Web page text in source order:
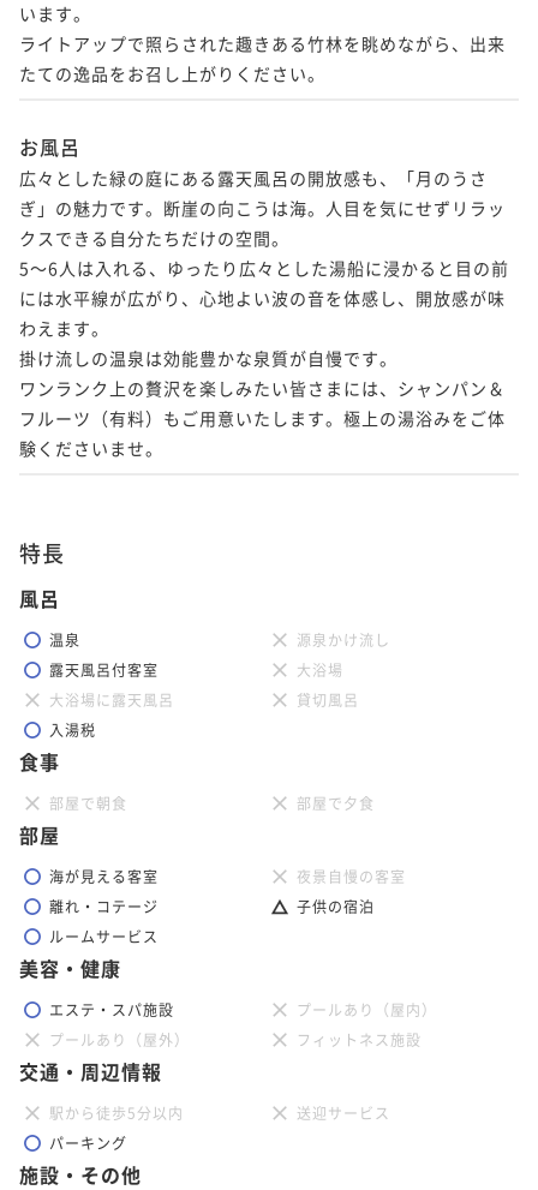
います。
ライトアップで照らされた趣きある竹林を眺めながら、出来
たての逸品をお召し上がりください。
お風呂
広々とした緑の庭にある露天風呂の開放感も、「月のうさ
ぎ」の魅力です。断崖の向こうは海。人目を気にせずリラッ
クスできる自分たちだけの空間。
5～6人は入れる、ゆったり広々とした湯船に浸かると目の前
には水平線が広がり、心地よい波の音を体感し、開放感が味
わえます。
掛け流しの温泉は効能豊かな泉質が自慢です。
ワンランク上の贅沢を楽しみたい皆さまには、シャンパン＆
フルーツ（有料）もご用意いたします。極上の湯浴みをご体
験くださいませ。
特長
風呂
温泉
源泉かけ流し
露天風呂付客室
大浴場
大浴場に露天風呂
貸切風呂
入湯税
食事
部屋で朝食 部屋で夕食
部屋
海が見える客室
夜景自慢の客室
離れ・コテージ
子供の宿泊
ルームサービス
美容・健康
エステ・スパ施設
プールあり（屋内）
プールあり（屋外）
フィットネス施設
交通・周辺情報
駅から徒歩5分以内
送迎サービス
パーキング
施設・その他